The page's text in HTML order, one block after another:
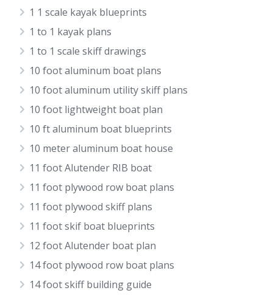
1 1 scale kayak blueprints
1 to 1 kayak plans
1 to 1 scale skiff drawings
10 foot aluminum boat plans
10 foot aluminum utility skiff plans
10 foot lightweight boat plan
10 ft aluminum boat blueprints
10 meter aluminum boat house
11 foot Alutender RIB boat
11 foot plywood row boat plans
11 foot plywood skiff plans
11 foot skif boat blueprints
12 foot Alutender boat plan
14 foot plywood row boat plans
14 foot skiff building guide